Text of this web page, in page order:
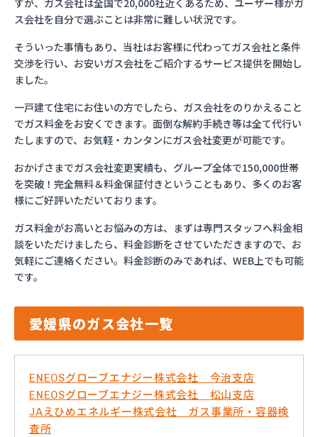
すが、ガス会社は全国で20,000社近くあるため、ユーザー様がガ
ス会社を自分で選ぶことは非常に難しい状況です。
そういった事情もあり、当社はお客様に代わってガス会社と条件
交渉を行い、お安いガス会社をご紹介するサービス提供を開始し
ました。
一戸建て住宅にお住いの方でしたら、ガス会社をのりかえること
でガス料金をお安くできます。面倒な解約手続き等は全て代行い
たしますので、お気軽・カンタンにガス会社変更が可能です。
おかげさまでガス会社変更実績も、グループ全体で150,000世帯
を突破！完全無料＆料金保証付きということもあり、多くのお客
様にご好評いただいております。
ガス料金がお高いとお悩みの方は、まずは専門スタッフへ料金相
談をいただけましたら、料金診断をさせていただきますので、お
気軽にご連絡ください。料金診断のみであれば、WEB上でも可能
です。
愛媛県のガス会社一覧
ENEOSグローブエナジー株式会社 今治支店
ENEOSグローブエナジー株式会社 松山支店
JAえひめエネルギー株式会社 ガス事業所・容器検
査所